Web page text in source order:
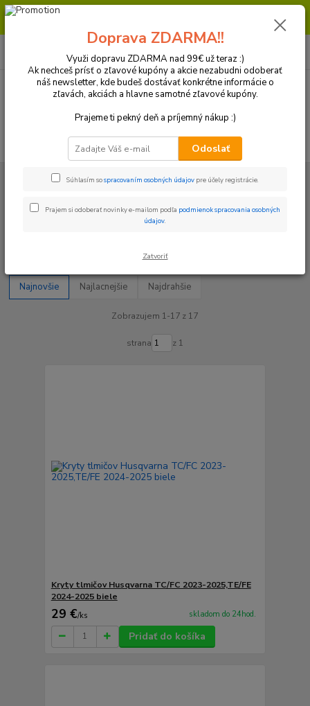
Milí zákazníci, pri objednávke nad 99€ získate poštovné ZDARMA.
(Po-Pia, 8:30-16:30 hod.)
Plasty a Kryty Gas-gas Kryty tlmičov
Kryty tlmičov
Najnovšie Najlacnejšie Najdrahšie
Zobrazujem 1-17 z 17
strana z 1
Kryty tlmičov Husqvarna TC/FC 2023-2025,TE/FE
2024-2025 biele
29 €/ks skladom do 24hod.
Pridať do košíka
Doprava ZDARMA!!
Využi dopravu ZDARMA nad 99€ už teraz :)
Ak nechceš prísť o zľavové kupóny a akcie nezabudni odoberať
náš newsletter, kde budeš dostávať konkrétne informácie o
zľavách, akciách a hlavne samotné zľavové kupóny.
Prajeme ti pekný deň a príjemný nákup :)
Odoslať
Súhlasím sospracovaním osobných údajov pre účely registrácie.
Prajem si odoberať novinky e-mailom podľa podmienok spracovania osobných
údajov.
Zatvoriť